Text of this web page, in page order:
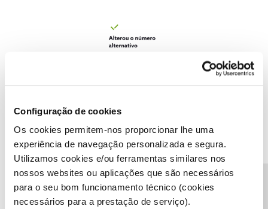
Configuração de cookies
Os cookies permitem-nos proporcionar lhe uma
experiência de navegação personalizada e segura.
Utilizamos cookies e/ou ferramentas similares nos
nossos websites ou aplicações que são necessários
para o seu bom funcionamento técnico (cookies
necessários para a prestação de serviço).
Alterar número alternativo em my.nos.pt
Saiba como alterar o número alternativo da sua conta em